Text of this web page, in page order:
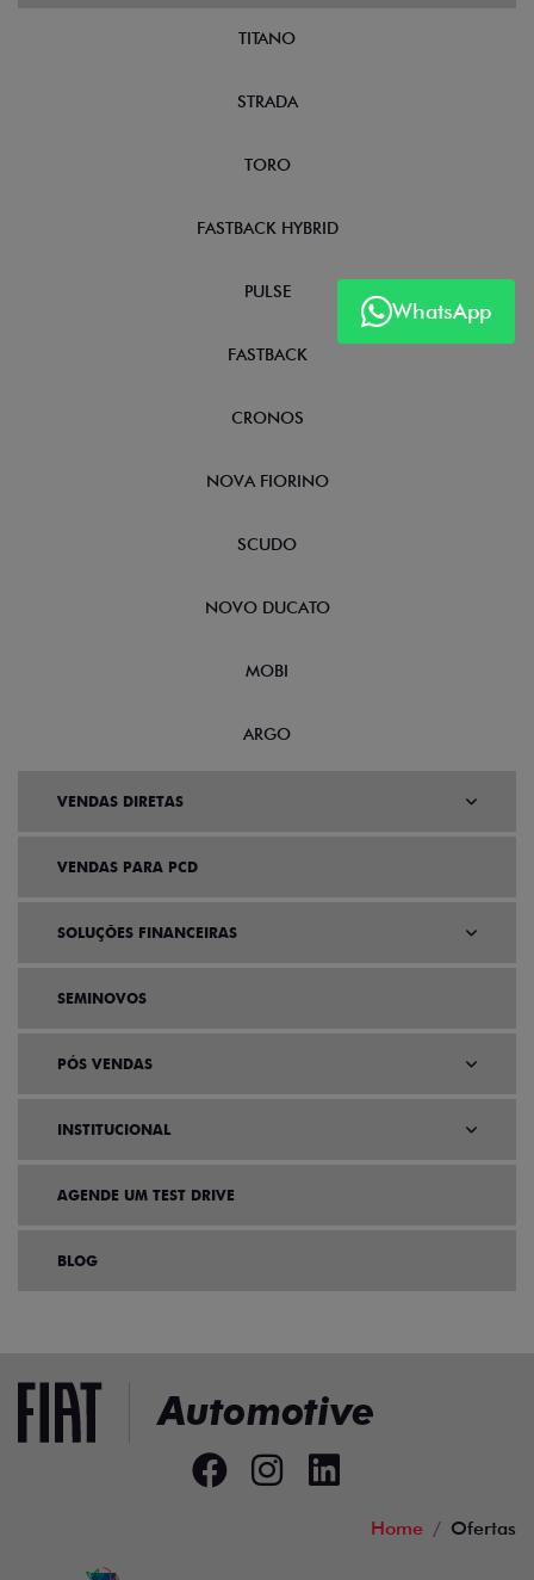
WhatsApp
TITANO
STRADA
TORO
FASTBACK HYBRID
PULSE
FASTBACK
CRONOS
NOVA FIORINO
SCUDO
NOVO DUCATO
MOBI
ARGO
VENDAS DIRETAS
VENDAS PARA PCD
SOLUÇÕES FINANCEIRAS
SEMINOVOS
PÓS VENDAS
INSTITUCIONAL
AGENDE UM TEST DRIVE
BLOG
Home Ofertas